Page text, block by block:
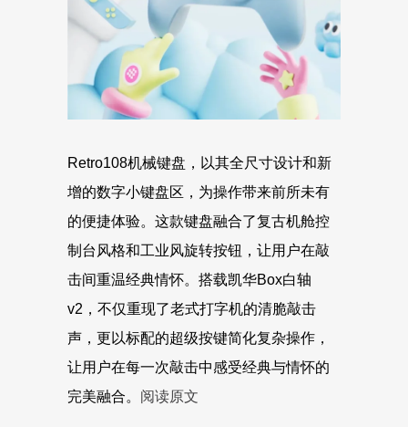
Retro108机械键盘，以其全尺寸设计和新
增的数字小键盘区，为操作带来前所未有
的便捷体验。这款键盘融合了复古机舱控
制台风格和工业风旋转按钮，让用户在敲
击间重温经典情怀。搭载凯华Box白轴
v2，不仅重现了老式打字机的清脆敲击
声，更以标配的超级按键简化复杂操作，
让用户在每一次敲击中感受经典与情怀的
完美融合。 阅读原文